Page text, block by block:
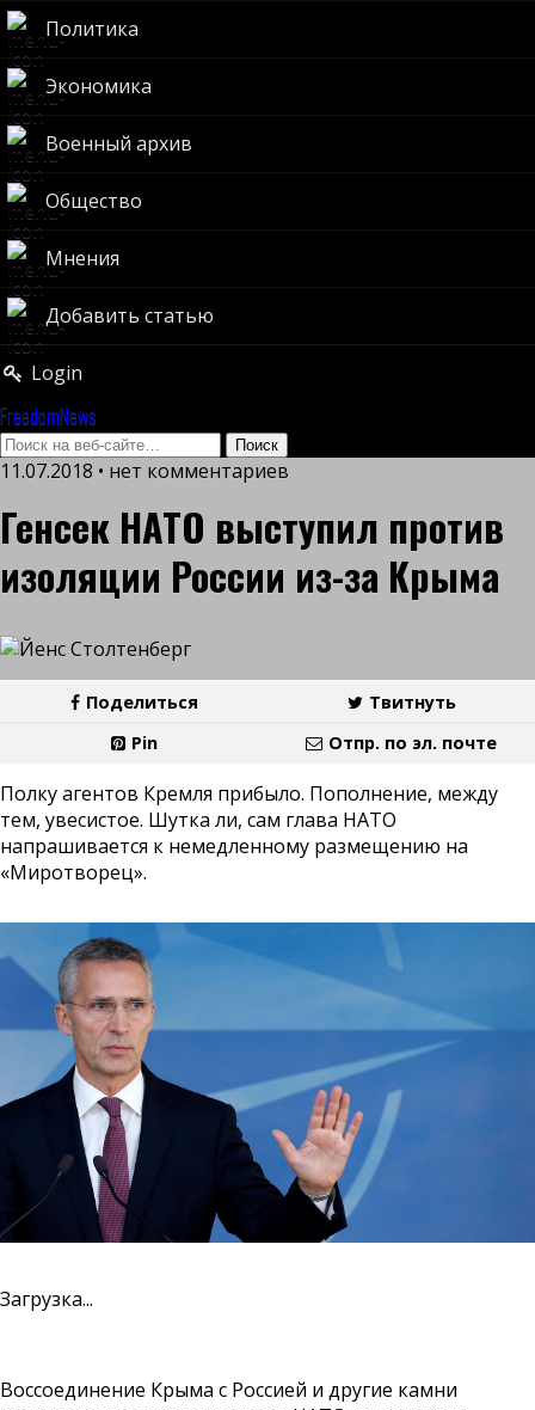
Политика
Экономика
Военный архив
Общество
Мнения
Добавить статью
Login
FreedomNews
11.07.2018 • нет комментариев
Генсек НАТО выступил против
изоляции России из-за Крыма
Поделиться
Твитнуть
Pin
Отпр. по эл. почте
Полку агентов Кремля прибыло. Пополнение, между
тем, увесистое. Шутка ли, сам глава НАТО
напрашивается к немедленному размещению на
«Миротворец».
Загрузка...
Воссоединение Крыма с Россией и другие камни